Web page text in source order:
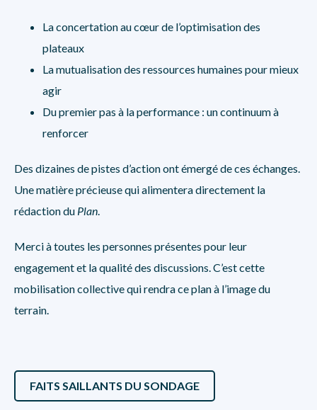
La concertation au cœur de l’optimisation des
plateaux
La mutualisation des ressources humaines pour mieux
agir
Du premier pas à la performance : un continuum à
renforcer
Des dizaines de pistes d’action ont émergé de ces échanges.
Une matière précieuse qui alimentera directement la
rédaction du Plan.
Merci à toutes les personnes présentes pour leur
engagement et la qualité des discussions. C’est cette
mobilisation collective qui rendra ce plan à l’image du
terrain.
FAITS SAILLANTS DU SONDAGE